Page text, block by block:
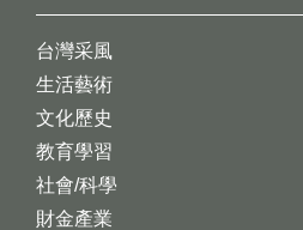
台灣采風
生活藝術
文化歷史
教育學習
社會/科學
財金產業